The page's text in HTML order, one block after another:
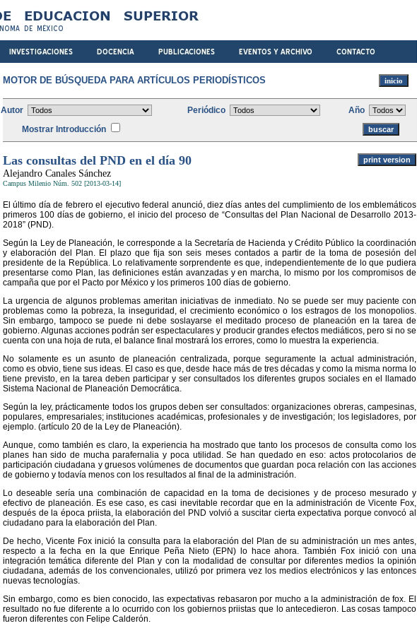
MOTOR DE BÚSQUEDA PARA ARTÍCULOS PERIODÍSTICOS
Autor Periódico
Año
Mostrar Introducción
Las consultas del PND en el día 90
Alejandro Canales Sánchez
Campus Milenio Núm. 502 [2013-03-14]
El último día de febrero el ejecutivo federal anunció, diez días antes del cumplimiento de los emblemáticos
primeros 100 días de gobierno, el inicio del proceso de “Consultas del Plan Nacional de Desarrollo 2013-
2018” (PND).
Según la Ley de Planeación, le corresponde a la Secretaría de Hacienda y Crédito Público la coordinación
y elaboración del Plan. El plazo que fija son seis meses contados a partir de la toma de posesión del
presidente de la República. Lo relativamente sorprendente es que, independientemente de lo que pudiera
presentarse como Plan, las definiciones están avanzadas y en marcha, lo mismo por los compromisos de
campaña que por el Pacto por México y los primeros 100 días de gobierno.
La urgencia de algunos problemas ameritan iniciativas de inmediato. No se puede ser muy paciente con
problemas como la pobreza, la inseguridad, el crecimiento económico o los estragos de los monopolios.
Sin embargo, tampoco se puede ni debe soslayarse el meditado proceso de planeación en la tarea de
gobierno. Algunas acciones podrán ser espectaculares y producir grandes efectos mediáticos, pero si no se
cuenta con una hoja de ruta, el balance final mostrará los errores, como lo muestra la experiencia.
No solamente es un asunto de planeación centralizada, porque seguramente la actual administración,
como es obvio, tiene sus ideas. El caso es que, desde hace más de tres décadas y como la misma norma lo
tiene previsto, en la tarea deben participar y ser consultados los diferentes grupos sociales en el llamado
Sistema Nacional de Planeación Democrática.
Según la ley, prácticamente todos los grupos deben ser consultados: organizaciones obreras, campesinas,
populares, empresariales; instituciones académicas, profesionales y de investigación; los legisladores, por
ejemplo. (artículo 20 de la Ley de Planeación).
Aunque, como también es claro, la experiencia ha mostrado que tanto los procesos de consulta como los
planes han sido de mucha parafernalia y poca utilidad. Se han quedado en eso: actos protocolarios de
participación ciudadana y gruesos volúmenes de documentos que guardan poca relación con las acciones
de gobierno y todavía menos con los resultados al final de la administración.
Lo deseable sería una combinación de capacidad en la toma de decisiones y de proceso mesurado y
efectivo de planeación. Es ese caso, es casi inevitable recordar que en la administración de Vicente Fox,
después de la época priista, la elaboración del PND volvió a suscitar cierta expectativa porque convocó al
ciudadano para la elaboración del Plan.
De hecho, Vicente Fox inició la consulta para la elaboración del Plan de su administración un mes antes,
respecto a la fecha en la que Enrique Peña Nieto (EPN) lo hace ahora. También Fox inició con una
integración temática diferente del Plan y con la modalidad de consultar por diferentes medios la opinión
ciudadana, además de los convencionales, utilizó por primera vez los medios electrónicos y las entonces
nuevas tecnologías.
Sin embargo, como es bien conocido, las expectativas rebasaron por mucho a la administración de fox. El
resultado no fue diferente a lo ocurrido con los gobiernos priistas que lo antecedieron. Las cosas tampoco
fueron diferentes con Felipe Calderón.